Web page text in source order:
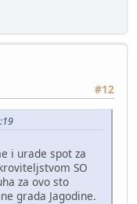
#12
i urade spot za
SO
za ovo sto
grada Jagodine.